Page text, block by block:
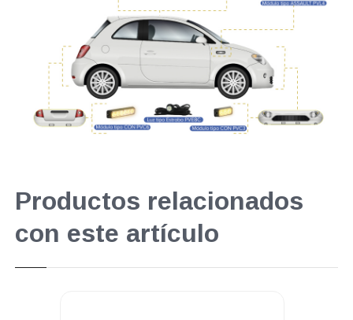
Productos relacionados
con este artículo